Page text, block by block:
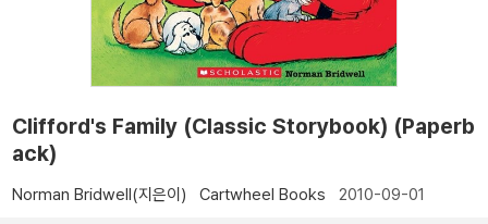
Clifford's Family (Classic Storybook) (Paperb
ack)
Norman Bridwell(지은이) Cartwheel Books 2010-09-01